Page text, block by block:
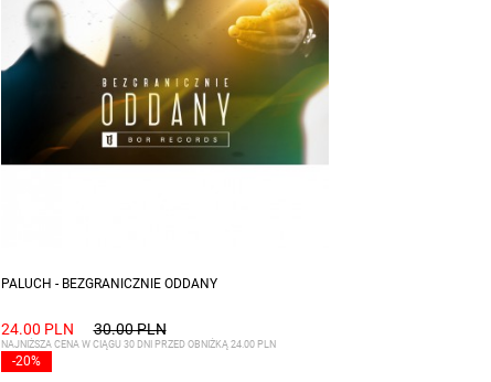
PALUCH - BEZGRANICZNIE ODDANY
24.00 PLN 30.00 PLN
-20%
NAJNIŻSZA CENA W CIĄGU 30 DNI PRZED OBNIŻKĄ 24.00 PLN